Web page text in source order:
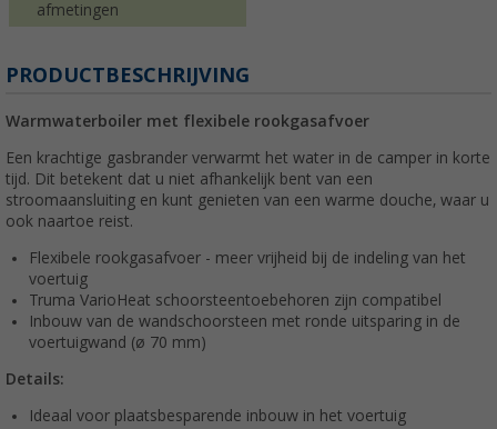
afmetingen
PRODUCTBESCHRIJVING
Warmwaterboiler met flexibele rookgasafvoer
Een krachtige gasbrander verwarmt het water in de camper in korte
tijd. Dit betekent dat u niet afhankelijk bent van een
stroomaansluiting en kunt genieten van een warme douche, waar u
ook naartoe reist.
Flexibele rookgasafvoer - meer vrijheid bij de indeling van het
voertuig
Truma VarioHeat schoorsteentoebehoren zijn compatibel
Inbouw van de wandschoorsteen met ronde uitsparing in de
voertuigwand (ø 70 mm)
Details:
Ideaal voor plaatsbesparende inbouw in het voertuig